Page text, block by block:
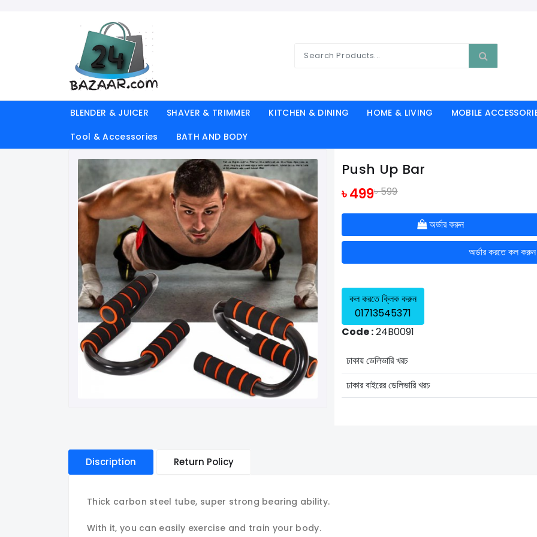
BLENDER & JUICER SHAVER & TRIMMER KITCHEN & DINING HOME & LIVING MOBILE
Tool & Accessories
BATH AND BODY
Push Up Bar
৳ 499৳ 599
অর্ডার করুন
অর্ডার করতে কল করুন
কল করতে ক্লিক করুন
01713545371
Code :24B0091
ঢাকায় ডেলিভারি খরচ
ঢাকার বাইরের ডেলিভারি খরচ
Discription Return Policy
Thick carbon steel tube, super strong bearing ability.
With it, you can easily exercise and train your body.